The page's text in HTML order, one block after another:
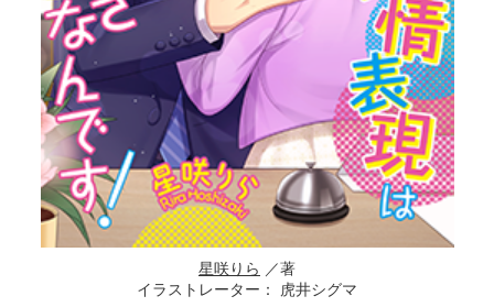
星咲りら ／著
イラストレーター： 虎井シグマ